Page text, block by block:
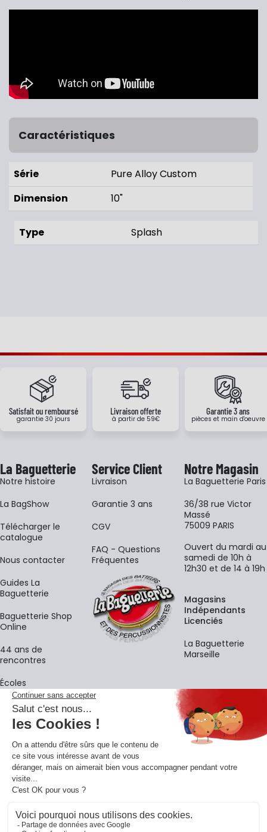
Caractéristiques
Série
Pure Alloy Custom
Dimension
10"
Type Splash
Satisfait ou remboursé
garantie 30 jours
Livraison offerte
à partir de 59€
Garantie 3 ans
pièces et main d'oeuvre
La Baguetterie
Notre histoire
La BagShow
​Télécharger le
catalogue
Nous contacter
Guides La
Baguetterie
Baguetterie Shop
Online
44 ans de
rencontres
Écoles
Service Client
Livraison
Garantie 3 ans
CGV
FAQ - Questions
Fréquentes
Notre Magasin
La Baguetterie Paris
36/38 rue Victor
Massé
75009 PARIS
Ouvert du mardi au
samedi de 10h à
12h30 et de 14 à 19h
Magasins
Indépendants
Licenciés
La Baguetterie
Marseille
La newsletter
Adresse e-mail
En vous inscrivant à notre newsletter, vous acceptez notre
confidentialité.
Retrouvons-nous sur